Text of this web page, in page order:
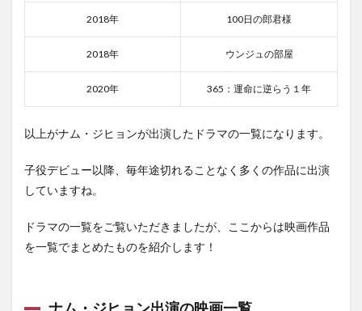
2018年 100日の郎君様
2018年 ウンジュの部屋
2020年 365：運命に逆らう１年
以上がナム・ジヒョンが出演したドラマの一覧になります。
子役デビュー以降、毎年途切れることなく多くの作品に出演
していますね。
ドラマの一覧をご覧いただきましたが、ここからは映画作品
を一覧でまとめたものを紹介します！